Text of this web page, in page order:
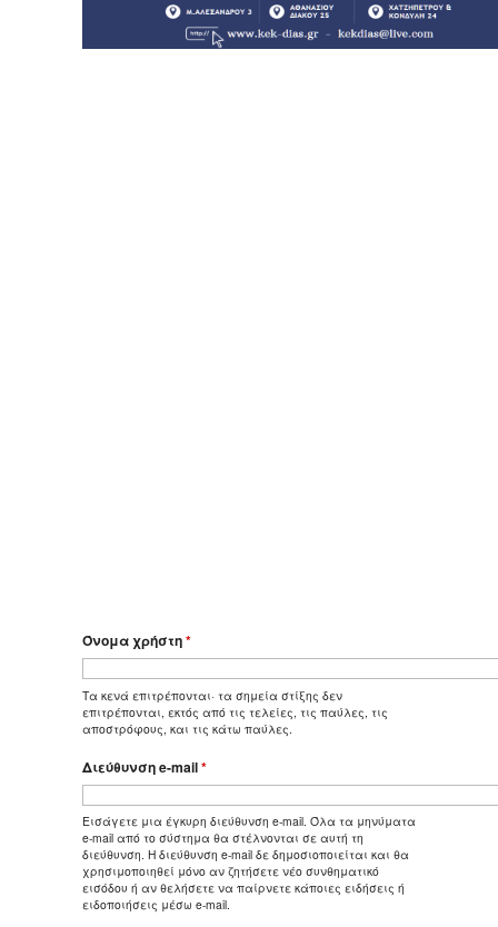
Όνομα χρήστη*
Τα κενά επιτρέπονται· τα σημεία στίξης δεν
επιτρέπονται, εκτός από τις τελείες, τις παύλες, τις
αποστρόφους, και τις κάτω παύλες.
Διεύθυνση e-mail*
Εισάγετε μια έγκυρη διεύθυνση e-mail. Όλα τα μηνύματα
e-mail από το σύστημα θα στέλνονται σε αυτή τη
διεύθυνση. Η διεύθυνση e-mail δε δημοσιοποιείται και θα
χρησιμοποιηθεί μόνο αν ζητήσετε νέο συνθηματικό
εισόδου ή αν θελήσετε να παίρνετε κάποιες ειδήσεις ή
ειδοποιήσεις μέσω e-mail.